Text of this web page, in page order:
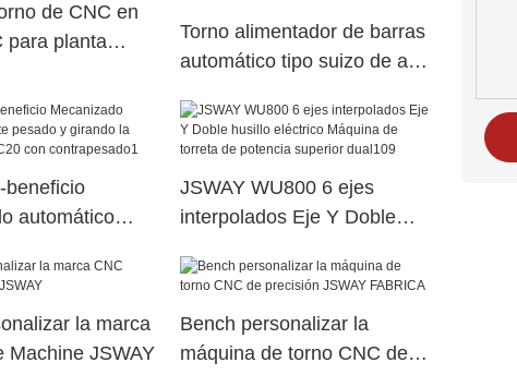
de CNC en
para planta
Torno alimentador de barras
automático tipo suizo de alta
11
beneficio
automático
C20 con
JSWAY WU800 6 ejes
interpolados Eje Y Doble
torreta de potencia superior
la marca
Machine JSWAY
Bench personalizar la
máquina de torno CNC de